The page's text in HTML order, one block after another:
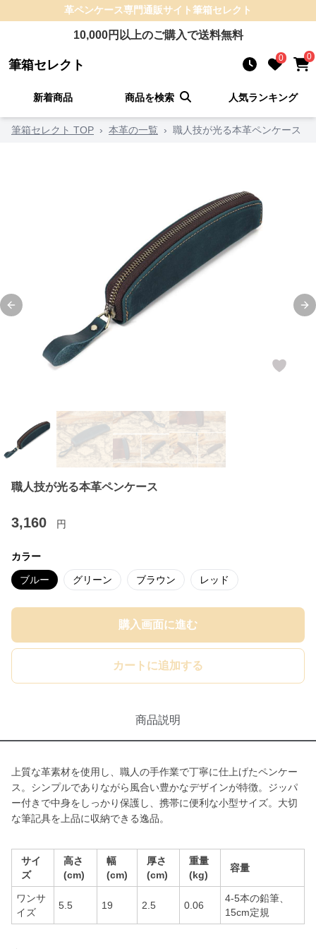
革ペンケース専門通販サイト筆箱セレクト
10,000円以上のご購入で送料無料
筆箱セレクト 0 0
新着商品 商品を検索 人気ランキング
筆箱セレクト TOP › 本革の一覧 › 職人技が光る本革ペンケース
Previous slide
職人技が光る本革ペンケース
3,160 円
カラー
ブルー グリーン ブラウン レッド
購入画面に進む
カートに追加する
商品説明
上質な革素材を使用し、職人の手作業で丁寧に仕上げたペンケー
ス。シンプルでありながら風合い豊かなデザインが特徴。ジッパ
ー付きで中身をしっかり保護し、携帯に便利な小型サイズ。大切
な筆記具を上品に収納できる逸品。
サイ
ズ
高さ
(cm)
幅
(cm)
厚さ
(cm)
重量
(kg)
容量
ワンサ
イズ
5.5 19 2.5 0.06
4-5本の鉛筆、
15cm定規